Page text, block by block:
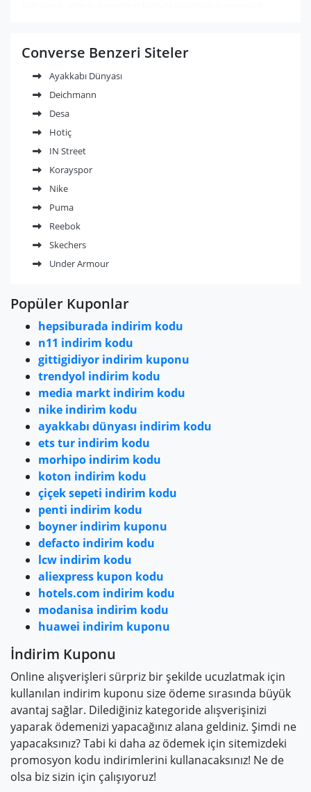
Converse Benzeri Siteler
Ayakkabı Dünyası
Deichmann
Desa
Hotiç
IN Street
Korayspor
Nike
Puma
Reebok
Skechers
Under Armour
Popüler Kuponlar
hepsiburada indirim kodu
n11 indirim kodu
gittigidiyor indirim kuponu
trendyol indirim kodu
media markt indirim kodu
nike indirim kodu
ayakkabı dünyası indirim kodu
ets tur indirim kodu
morhipo indirim kodu
koton indirim kodu
çiçek sepeti indirim kodu
penti indirim kodu
boyner indirim kuponu
defacto indirim kodu
lcw indirim kodu
aliexpress kupon kodu
hotels.com indirim kodu
modanisa indirim kodu
huawei indirim kuponu
İndirim Kuponu
Online alışverişleri sürpriz bir şekilde ucuzlatmak için
kullanılan indirim kuponu size ödeme sırasında büyük
avantaj sağlar. Dilediğiniz kategoride alışverişinizi
yaparak ödemenizi yapacağınız alana geldiniz. Şimdi ne
yapacaksınız? Tabi ki daha az ödemek için sitemizdeki
promosyon kodu indirimlerini kullanacaksınız! Ne de
olsa biz sizin için çalışıyoruz!